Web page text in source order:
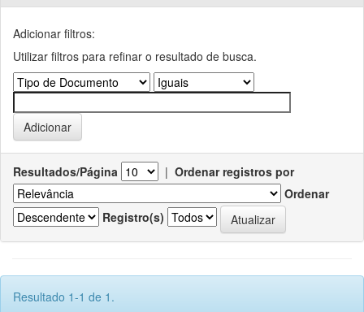
Adicionar filtros:
Utilizar filtros para refinar o resultado de busca.
Resultados/Página | Ordenar registros por
Ordenar
Registro(s)
Resultado 1-1 de 1.